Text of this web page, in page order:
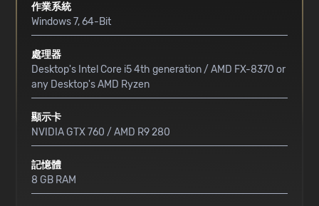
作業系統
Windows 7, 64-Bit
處理器
Desktop's Intel Core i5 4th generation / AMD FX-8370 or
any Desktop's AMD Ryzen
顯示卡
NVIDIA GTX 760 / AMD R9 280
記憶體
8 GB RAM